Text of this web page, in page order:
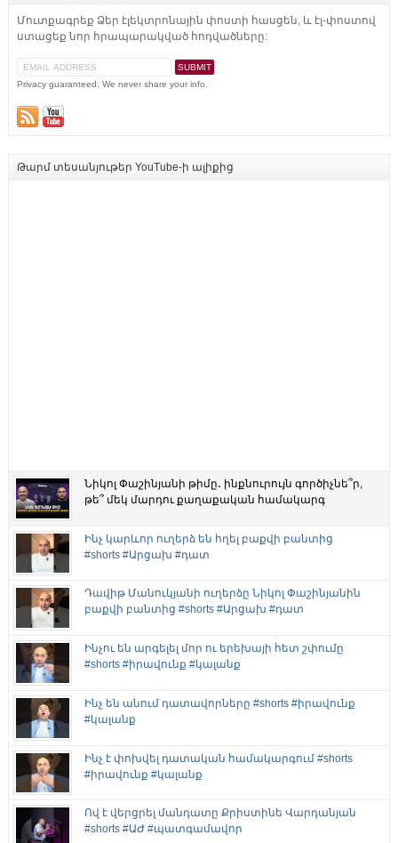
Մուտքագրեք Ձեր էլեկտրոնային փոստի հասցեն, և էլ-փոստով
ստացեք նոր հրապարակված հոդվածները:
Privacy guaranteed. We never share your info.
Թարմ տեսանյութեր YouTube-ի ալիքից
Նիկոլ Փաշինյանի թիմը․ ինքնուրույն գործիչնե՞ր,
թե՞ մեկ մարդու քաղաքական համակարգ
Ինչ կարևոր ուղերձ են հղել բաքվի բանտից
#shorts #Արցախ #դատ
Դավիթ Մանուկյանի ուղերձը Նիկոլ Փաշինյանին
բաքվի բանտից #shorts #Արցախ #դատ
Ինչու են արգելել մոր ու երեխայի հետ շփումը
#shorts #իրավունք #կալանք
Ինչ են անում դատավորները #shorts #իրավունք
#կալանք
Ինչ է փոխվել դատական համակարգում #shorts
#իրավունք #կալանք
Ով է վերցրել մանդատը Քրիստինե Վարդանյան
#shorts #ԱԺ #պատգամավոր